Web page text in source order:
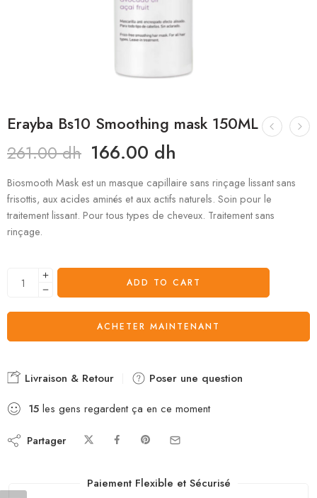
Erayba Bs10 Smoothing mask 150ML
261.00dh 166.00 dh
Biosmooth Mask est un masque capillaire sans rinçage lissant sans
frisottis, aux acides aminés et aux actifs naturels. Soin pour le
traitement lissant. Pour tous types de cheveux. Traitement sans
rinçage.
ADD TO CART
ACHETER MAINTENANT
Livraison & Retour
Poser une question
15 les gens regardent ça en ce moment
Partager
Paiement Flexible et Sécurisé